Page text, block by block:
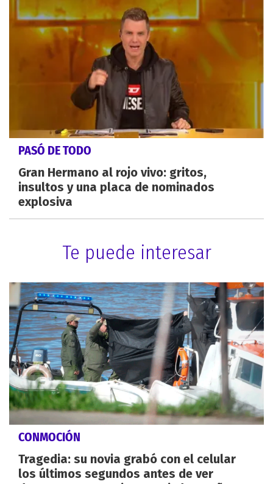
PASÓ DE TODO
Gran Hermano al rojo vivo: gritos,
insultos y una placa de nominados
explosiva
Te puede interesar
CONMOCIÓN
Tragedia: su novia grabó con el celular
los últimos segundos antes de ver